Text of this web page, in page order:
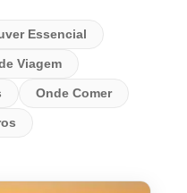
Essencial
Viagem
Onde Comer